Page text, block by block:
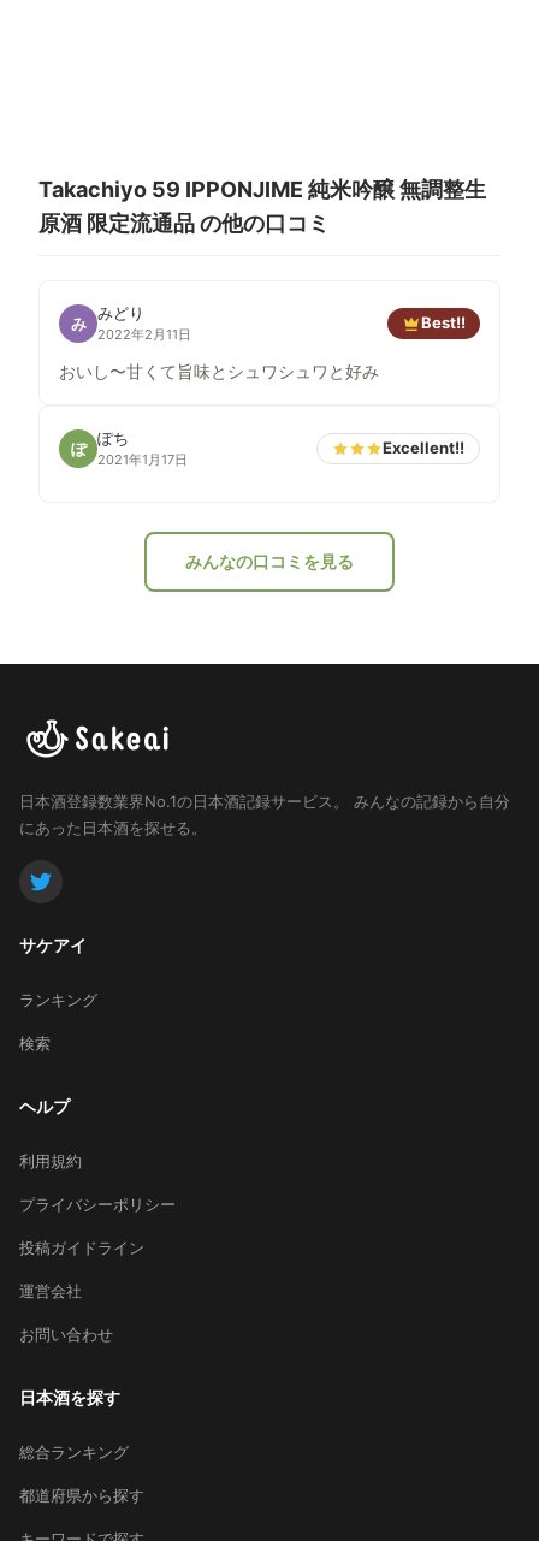
Takachiyo 59 IPPONJIME 純米吟醸 無調整生
原酒 限定流通品 の他の口コミ
み
みどり
2022年2月11日
Best!!
おいし〜甘くて旨味とシュワシュワと好み
ぽ
ぽち
2021年1月17日
Excellent!!
みんなの口コミを見る
日本酒登録数業界No.1の日本酒記録サービス。
みんなの記録から自分
にあった日本酒を探せる。
サケアイ
ランキング
検索
ヘルプ
利用規約
プライバシーポリシー
投稿ガイドライン
運営会社
お問い合わせ
日本酒を探す
総合ランキング
都道府県から探す